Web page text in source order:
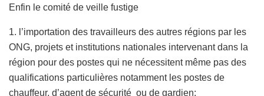
Enfin le comité de veille fustige
1. l’importation des travailleurs des autres régions par les
ONG, projets et institutions nationales intervenant dans la
région pour des postes qui ne nécessitent même pas des
qualifications particulières notamment les postes de
chauffeur, d’agent de sécurité ou de gardien;